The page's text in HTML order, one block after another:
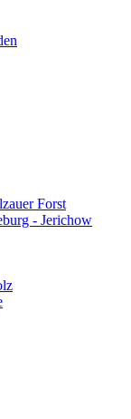
Forst
- Jerichow